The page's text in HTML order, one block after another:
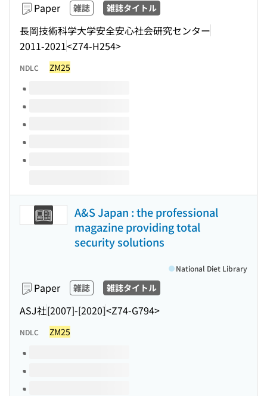
Paper 雑誌 雑誌タイトル
長岡技術科学大学安全安心社会研究センター
2011-2021<Z74-H254>
NDLC ZM25
Volumes of this title
A&S Japan : the professional
magazine providing total
security solutions
Paper 雑誌 雑誌タイトル
ASJ社[2007]-[2020]<Z74-G794>
National Diet Library
NDLC ZM25
Volumes of this title